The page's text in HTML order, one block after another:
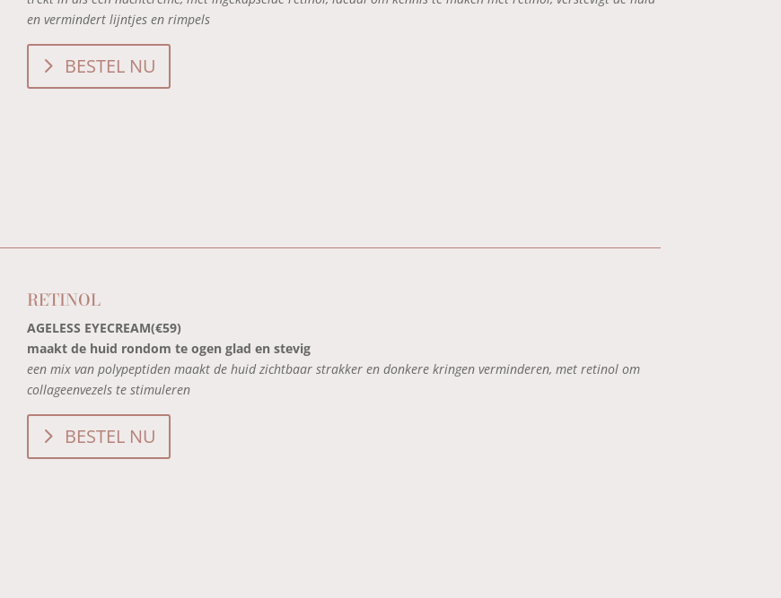
en vermindert lijntjes en rimpels
BESTEL NU
RETINOL
AGELESS EYECREAM(€59)
maakt de huid rondom te ogen glad en stevig
een mix van polypeptiden maakt de huid zichtbaar strakker en donkere kringen verminderen, met retinol om
collageenvezels te stimuleren
BESTEL NU